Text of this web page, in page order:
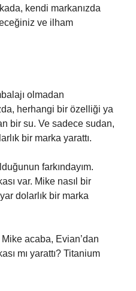
kendi markanızda
ve ilham
olmadan
herhangi bir özelliği ya
bir su. Ve sadece sudan,
bir marka yarattı.
farkındayım.
var. Mike nasıl bir
dolarlık bir marka
acaba, Evian’dan
mı yarattı? Titanium